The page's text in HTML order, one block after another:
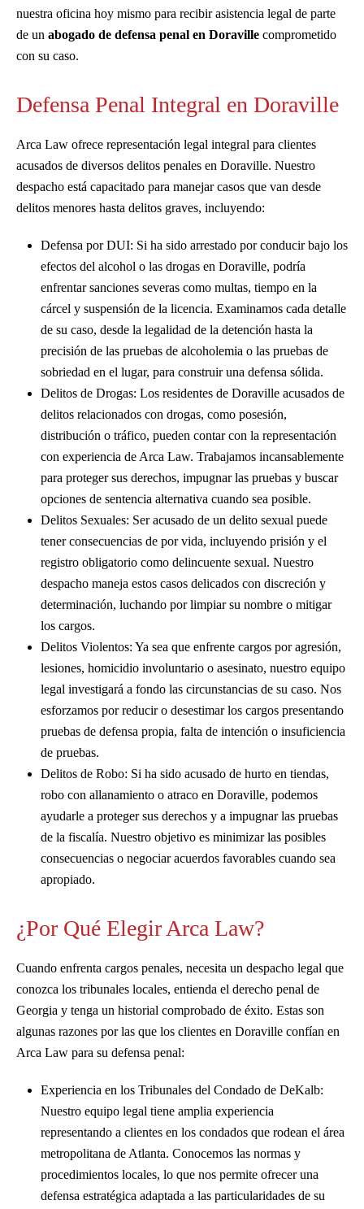
nuestra oficina hoy mismo para recibir asistencia legal de parte
de un abogado de defensa penal en Doraville comprometido
con su caso.
Defensa Penal Integral en Doraville
Arca Law ofrece representación legal integral para clientes
acusados de diversos delitos penales en Doraville. Nuestro
despacho está capacitado para manejar casos que van desde
delitos menores hasta delitos graves, incluyendo:
Defensa por DUI: Si ha sido arrestado por conducir bajo los
efectos del alcohol o las drogas en Doraville, podría
enfrentar sanciones severas como multas, tiempo en la
cárcel y suspensión de la licencia. Examinamos cada detalle
de su caso, desde la legalidad de la detención hasta la
precisión de las pruebas de alcoholemia o las pruebas de
sobriedad en el lugar, para construir una defensa sólida.
Delitos de Drogas: Los residentes de Doraville acusados de
delitos relacionados con drogas, como posesión,
distribución o tráfico, pueden contar con la representación
con experiencia de Arca Law. Trabajamos incansablemente
para proteger sus derechos, impugnar las pruebas y buscar
opciones de sentencia alternativa cuando sea posible.
Delitos Sexuales: Ser acusado de un delito sexual puede
tener consecuencias de por vida, incluyendo prisión y el
registro obligatorio como delincuente sexual. Nuestro
despacho maneja estos casos delicados con discreción y
determinación, luchando por limpiar su nombre o mitigar
los cargos.
Delitos Violentos: Ya sea que enfrente cargos por agresión,
lesiones, homicidio involuntario o asesinato, nuestro equipo
legal investigará a fondo las circunstancias de su caso. Nos
esforzamos por reducir o desestimar los cargos presentando
pruebas de defensa propia, falta de intención o insuficiencia
de pruebas.
Delitos de Robo: Si ha sido acusado de hurto en tiendas,
robo con allanamiento o atraco en Doraville, podemos
ayudarle a proteger sus derechos y a impugnar las pruebas
de la fiscalía. Nuestro objetivo es minimizar las posibles
consecuencias o negociar acuerdos favorables cuando sea
apropiado.
¿Por Qué Elegir Arca Law?
Cuando enfrenta cargos penales, necesita un despacho legal que
conozca los tribunales locales, entienda el derecho penal de
Georgia y tenga un historial comprobado de éxito. Estas son
algunas razones por las que los clientes en Doraville confían en
Arca Law para su defensa penal:
Experiencia en los Tribunales del Condado de DeKalb:
Nuestro equipo legal tiene amplia experiencia
representando a clientes en los condados que rodean el área
metropolitana de Atlanta. Conocemos las normas y
procedimientos locales, lo que nos permite ofrecer una
defensa estratégica adaptada a las particularidades de su